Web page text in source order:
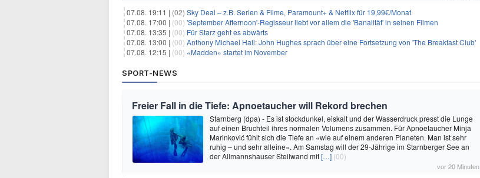
07.08. 19:11 | (02) Sky Deal – z.B. Serien & Filme, Paramount+ & Netflix für 19,99€/Monat
07.08. 17:00 | (00) 'September Afternoon'-Regisseur liebt vor allem die 'Banalität' in seinen Filmen
07.08. 13:35 | (00) Für Starz geht es abwärts
07.08. 13:00 | (00) Anthony Michael Hall: John Hughes sprach über eine Fortsetzung von 'The Breakfast Club'
07.08. 12:15 | (00) «Madden» startet im November
SPORT-NEWS
Freier Fall in die Tiefe: Apnoetaucher will Rekord brechen
Starnberg (dpa) - Es ist stockdunkel, eiskalt und der Wasserdruck presst die Lunge
auf einen Bruchteil ihres normalen Volumens zusammen. Für Apnoetaucher Minja
Marinković fühlt sich die Tiefe an «wie auf einem anderen Planeten. Man ist sehr
ruhig – und sehr alleine». Am Samstag will der 29-Jährige im Starnberger See an
der Allmannshauser Steilwand mit[…] (00)
vor 20 Minuten